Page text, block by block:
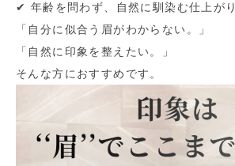
✔︎ 年齢を問わず、自然に馴染む仕上がり
「自分に似合う眉がわからない。」
「自然に印象を整えたい。」
そんな方におすすめです​。​